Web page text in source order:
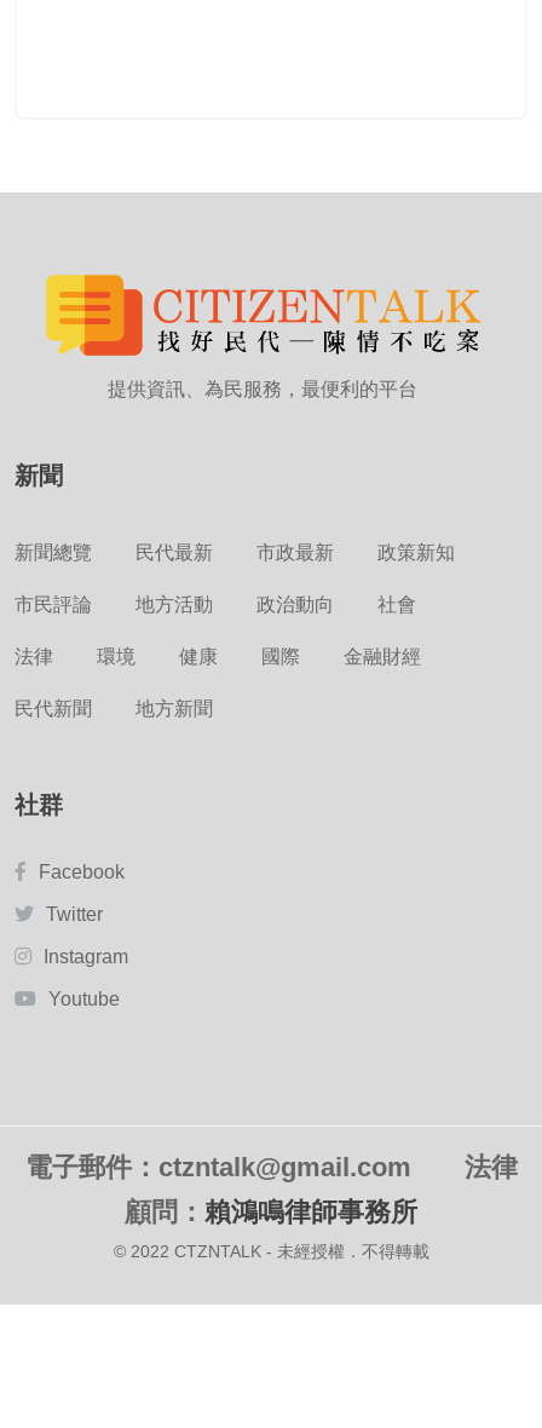
提供資訊、為民服務，最便利的平台
新聞
新聞總覽 民代最新 市政最新 政策新知
市民評論 地方活動 政治動向 社會
法律 環境 健康 國際 金融財經
民代新聞 地方新聞
社群
Facebook
Twitter
Instagram
Youtube
電子郵件：ctzntalk@gmail.com 法律
顧問： 賴鴻鳴律師事務所
© 2022 CTZNTALK - 未經授權．不得轉載